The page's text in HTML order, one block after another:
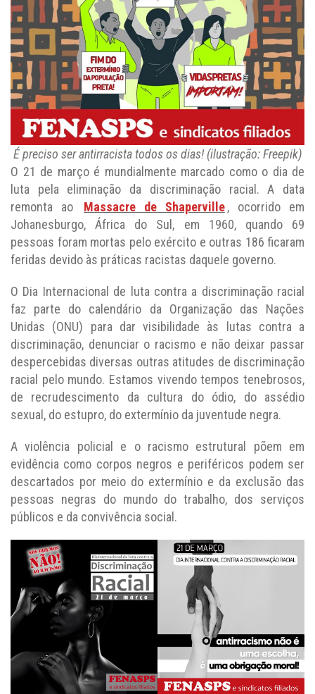
É preciso ser antirracista todos os dias! (ilustração: Freepik)
O 21 de março é mundialmente marcado como o dia de
luta pela eliminação da discriminação racial. A data
remonta ao
Massacre de Shaperville, ocorrido em
Johanesburgo, África do Sul, em 1960, quando 69
pessoas foram mortas pelo exército e outras 186 ficaram
feridas devido às práticas racistas daquele governo.
O Dia Internacional de luta contra a discriminação racial
faz parte do calendário da Organização das Nações
Unidas (ONU) para dar visibilidade às lutas contra a
discriminação, denunciar o racismo e não deixar passar
despercebidas diversas outras atitudes de discriminação
racial pelo mundo. Estamos vivendo tempos tenebrosos,
de recrudescimento da cultura do ódio, do assédio
sexual, do estupro, do extermínio da juventude negra.
A violência policial e o racismo estrutural põem em
evidência como corpos negros e periféricos podem ser
descartados por meio do extermínio e da exclusão das
pessoas negras do mundo do trabalho, dos serviços
públicos e da convivência social.